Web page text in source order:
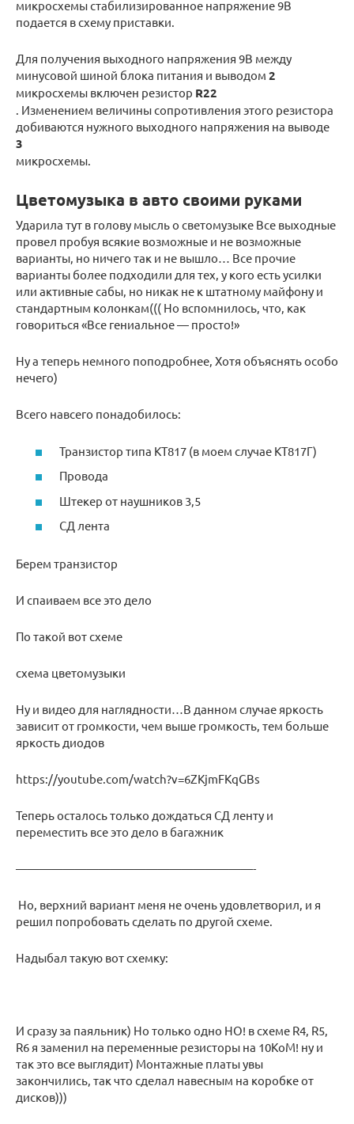
микросхемы стабилизированное напряжение 9В
подается в схему приставки.
Для получения выходного напряжения 9В между
минусовой шиной блока питания и выводом 2
микросхемы включен резистор R22
. Изменением величины сопротивления этого резистора
добиваются нужного выходного напряжения на выводе
3
микросхемы.
Цветомузыка в авто своими руками
Ударила тут в голову мысль о светомузыке Все выходные
провел пробуя всякие возможные и не возможные
варианты, но ничего так и не вышло… Все прочие
варианты более подходили для тех, у кого есть усилки
или активные сабы, но никак не к штатному майфону и
стандартным колонкам((( Но вспомнилось, что, как
говориться «Все гениальное — просто!»
Ну а теперь немного поподробнее, Хотя объяснять особо
нечего)
Всего навсего понадобилось:
Транзистор типа КТ817 (в моем случае КТ817Г)
Провода
Штекер от наушников 3,5
СД лента
Берем транзистор
И спаиваем все это дело
По такой вот схеме
схема цветомузыки
Ну и видео для наглядности…В данном случае яркость
зависит от громкости, чем выше громкость, тем больше
яркость диодов
https://youtube.com/watch?v=6ZKjmFKqGBs
Теперь осталось только дождаться СД ленту и
переместить все это дело в багажник
————————————————————-
Но, верхний вариант меня не очень удовлетворил, и я
решил попробовать сделать по другой схеме.
Надыбал такую вот схемку:
И сразу за паяльник) Но только одно НО! в схеме R4, R5,
R6 я заменил на переменные резисторы на 10КоМ! ну и
так это все выглядит) Монтажные платы увы
закончились, так что сделал навесным на коробке от
дисков)))